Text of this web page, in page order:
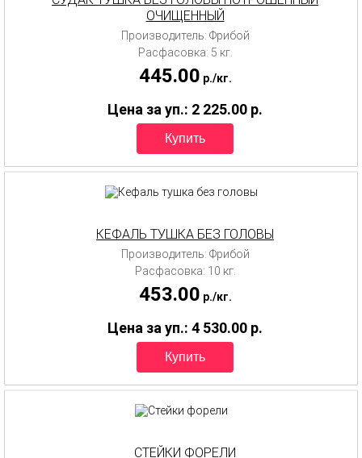
ОЧИЩЕННЫЙ
Производитель: Фрибой
Расфасовка: 5 кг.
445.00 p./кг.
Цена за уп.: 2 225.00 p.
КЕФАЛЬ ТУШКА БЕЗ ГОЛОВЫ
Производитель: Фрибой
Расфасовка: 10 кг.
453.00 p./кг.
Цена за уп.: 4 530.00 p.
СТЕЙКИ ФОРЕЛИ